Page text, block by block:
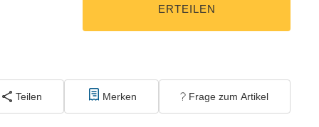
ERTEILEN
Teilen Merken Frage zum Artikel